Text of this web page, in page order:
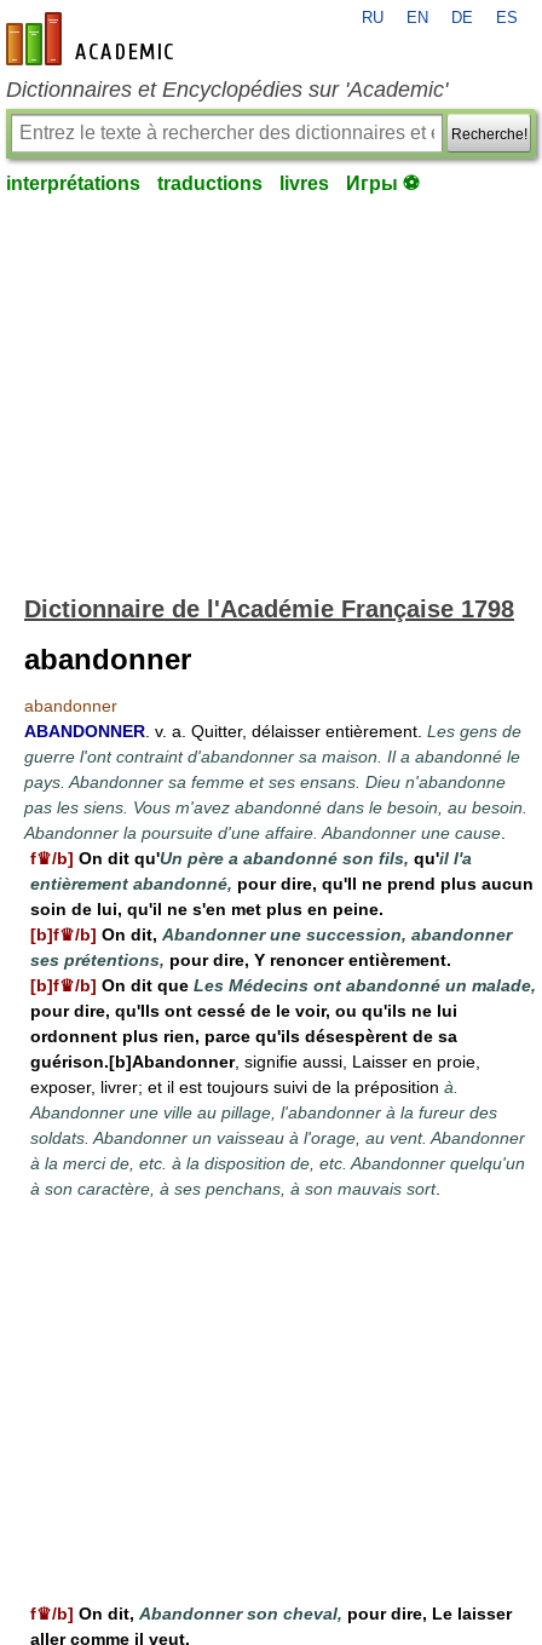
fr-academic.com
RU EN DE ES
Dictionnaires et Encyclopédies sur 'Academic'
Recherche!
interprétations traductions livres Игры ⚽
Dictionnaire de l'Académie Française 1798
abandonner
abandonner
ABANDONNER . v. a. Quitter, délaisser entièrement. Les gens de
guerre l'ont contraint d'abandonner sa maison. Il a abandonné le
pays. Abandonner sa femme et ses ensans. Dieu n'abandonne
pas les siens. Vous m'avez abandonné dans le besoin, au besoin.
Abandonner la poursuite d'une affaire. Abandonner une cause
f♛/b] On dit qu'Un père a abandonné son fils, qu'il l'a
entièrement abandonné, pour dire, qu'Il ne prend plus aucun
soin de lui, qu'il ne s'en met plus en peine.
[b]f♛/b] On dit, Abandonner une succession, abandonner
ses prétentions, pour dire, Y renoncer entièrement.
[b]f♛/b] On dit que Les Médecins ont abandonné un malade,
pour dire, qu'Ils ont cessé de le voir, ou qu'ils ne lui
ordonnent plus rien, parce qu'ils désespèrent de sa
guérison.[b]Abandonner, signifie aussi, Laisser en proie,
exposer, livrer; et il est toujours suivi de la préposition à.
Abandonner une ville au pillage, l'abandonner à la fureur des
soldats. Abandonner un vaisseau à l'orage, au vent. Abandonner
à la merci de, etc. à la disposition de, etc. Abandonner quelqu'un
à son caractère, à ses penchans, à son mauvais sort.
f♛/b] On dit, Abandonner son cheval, pour dire, Le laisser
aller comme il veut.